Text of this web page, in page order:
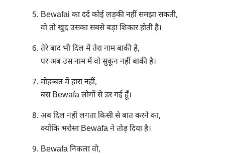
Bewafai का दर्द कोई लड़की नहीं समझा सकती,
वो तो खुद उसका सबसे बड़ा शिकार होती है।
तेरे बाद भी दिल में तेरा नाम बाकी है,
पर अब उस नाम में वो सुकून नहीं बाकी है।
मोहब्बत में हारा नहीं,
बस Bewafa लोगों से डर गई हूँ।
अब दिल नहीं लगता किसी से बात करने का,
क्योंकि भरोसा Bewafa ने तोड़ दिया है।
Bewafa निकला वो,